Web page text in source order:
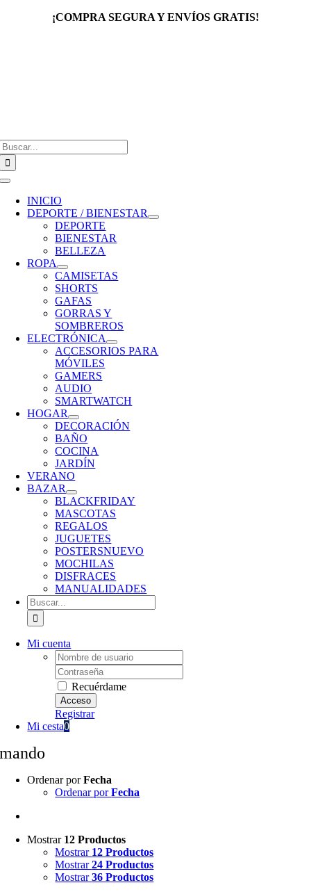
¡COMPRA SEGURA Y ENVÍOS GRATIS!
Toggle
Navigation
INICIO
DEPORTE / BIENESTAR
DEPORTE
BIENESTAR
BELLEZA
ROPA
CAMISETAS
SHORTS
GAFAS
GORRAS Y
SOMBREROS
ELECTRÓNICA
ACCESORIOS PARA
MÓVILES
GAMERS
AUDIO
SMARTWATCH
HOGAR
DECORACIÓN
BAÑO
COCINA
JARDÍN
VERANO
BAZAR
BLACKFRIDAY
MASCOTAS
REGALOS
JUGUETES
POSTERSNUEVO
MOCHILAS
DISFRACES
MANUALIDADES
Buscar:
Mi cuenta
Username:
Password:
Recuérdame
Registrar
Mi cesta0
mando
Ordenar porFecha
Ordenar porFecha
Mostrar 12 Productos
Mostrar 12 Productos
Mostrar24 Productos
Mostrar36 Productos